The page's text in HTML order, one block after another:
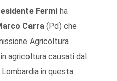
Fermi ha
Carra (Pd) che
Agricoltura
agricoltura causati dal
in questa